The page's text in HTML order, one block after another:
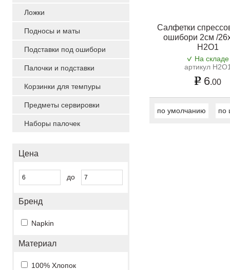
Ложки
Подносы и маты
Подставки под ошибори
Палочки и подставки
Корзинки для темпуры
Предметы сервировки
Наборы палочек
Цена
до
Бренд
Napkin
Материал
100% Хлопок
Салфетки
ошибори 2см /
H2O1
На складе
артикул
6.00
по умолчанию по